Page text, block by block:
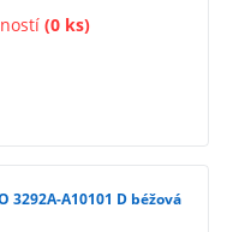
(0 ks)
A10101 D béžová